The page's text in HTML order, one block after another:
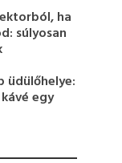
ha
súlyosan
üdülőhelye:
egy